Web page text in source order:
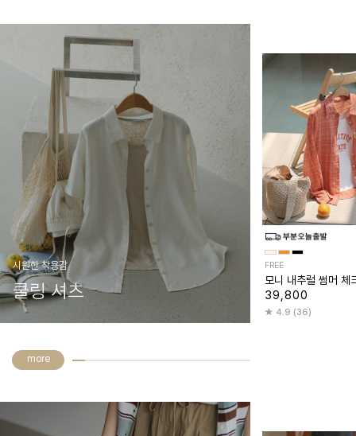
시원한 착용감
쿨링 셔츠
FREE
모니 내추럴 썸머 체
39,800
4.9 (36)
more